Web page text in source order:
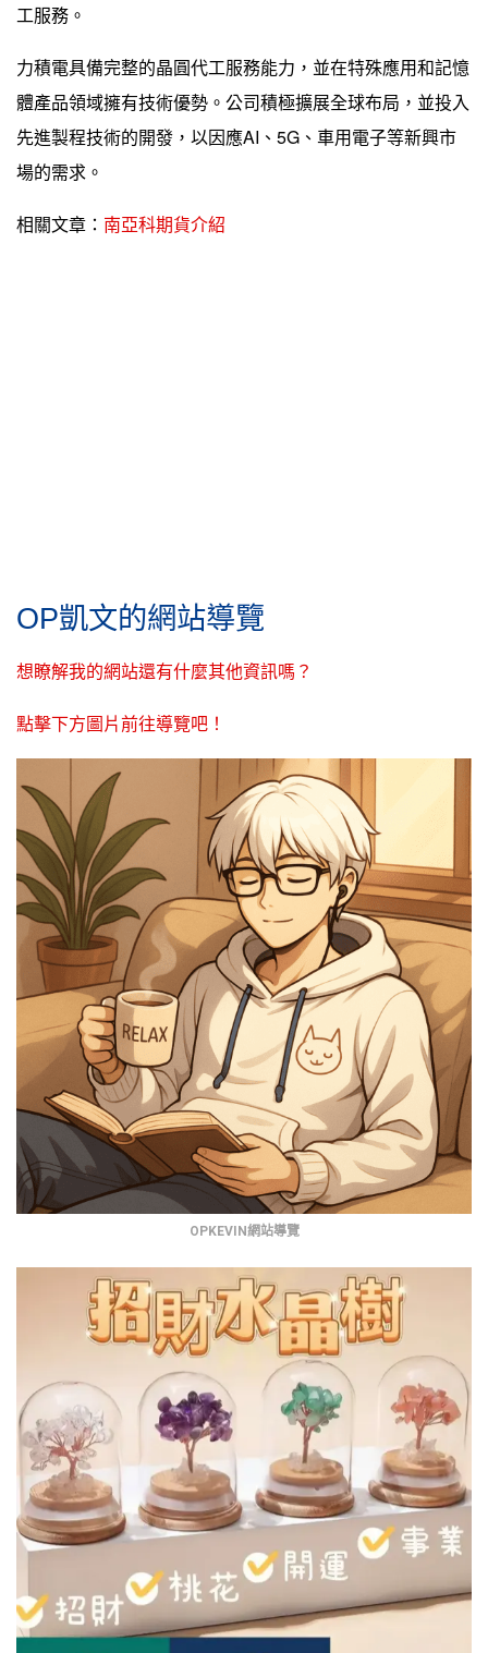
工服務。
力積電具備完整的晶圓代工服務能力，並在特殊應用和記憶
體產品領域擁有技術優勢。公司積極擴展全球布局，並投入
先進製程技術的開發，以因應AI、5G、車用電子等新興市
場的需求。
相關文章： 南亞科期貨介紹
OP凱文的網站導覽
想瞭解我的網站還有什麼其他資訊嗎？
點擊下方圖片前往導覽吧！
OPKEVIN網站導覽